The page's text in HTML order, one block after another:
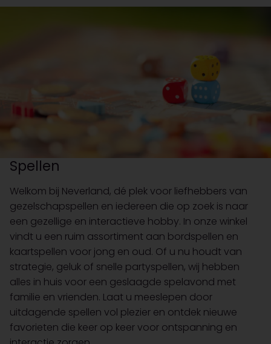
Spellen
Welkom bij Neverland, dé plek voor liefhebbers van
gezelschapspellen en iedereen die op zoek is naar
een gezellige en interactieve hobby. In onze winkel
vindt u een ruim assortiment aan bordspellen en
kaartspellen voor jong en oud. Of u nu houdt van
strategie, geluk of snelle partyspellen, wij hebben
alles in huis voor een geslaagde spelavond met
familie en vrienden. Laat u meeslepen door
uitdagende spellen vol plezier en ontdek nieuwe
favorieten die keer op keer voor ontspanning en